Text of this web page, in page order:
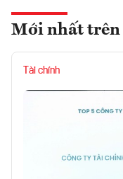
Mới nhất trên
Tài chính